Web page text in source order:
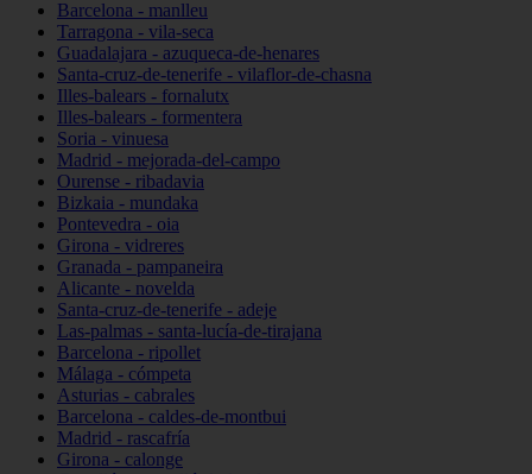
Barcelona - manlleu
Tarragona - vila-seca
Guadalajara - azuqueca-de-henares
Santa-cruz-de-tenerife - vilaflor-de-chasna
Illes-balears - fornalutx
Illes-balears - formentera
Soria - vinuesa
Madrid - mejorada-del-campo
Ourense - ribadavia
Bizkaia - mundaka
Pontevedra - oia
Girona - vidreres
Granada - pampaneira
Alicante - novelda
Santa-cruz-de-tenerife - adeje
Las-palmas - santa-lucía-de-tirajana
Barcelona - ripollet
Málaga - cómpeta
Asturias - cabrales
Barcelona - caldes-de-montbui
Madrid - rascafría
Girona - calonge